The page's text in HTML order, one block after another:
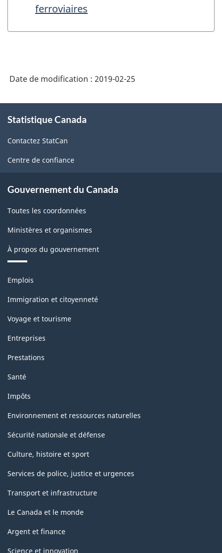
ferroviaires
Date de modification : 2019-02-25
propos
ce
site
Statistique Canada
Contactez StatCan
Centre de confiance
Gouvernement du Canada
Toutes les coordonnées
Ministères et organismes
À propos du gouvernement
Thèmes
sujets
Emplois
Immigration et citoyenneté
Voyage et tourisme
Entreprises
Prestations
Santé
Impôts
Environnement et ressources naturelles
Sécurité nationale et défense
Culture, histoire et sport
Services de police, justice et urgences
Transport et infrastructure
Le Canada et le monde
Argent et finance
Science et innovation